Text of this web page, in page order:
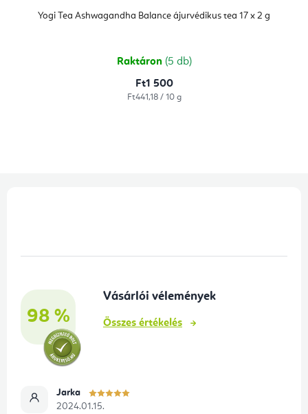
Yogi Tea Ashwagandha Balance ájurvédikus tea 17 x 2 g
Raktáron (5 db)
Ft1 500
Egységár:
Ft441,18 / 10 g
98 %
Vásárlói vélemények
Összes értékelés
Jarka
2024.01.15.